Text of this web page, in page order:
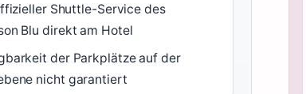
Shuttle-Service des
Blu direkt am Hotel
der Parkplätze auf der
nicht garantiert